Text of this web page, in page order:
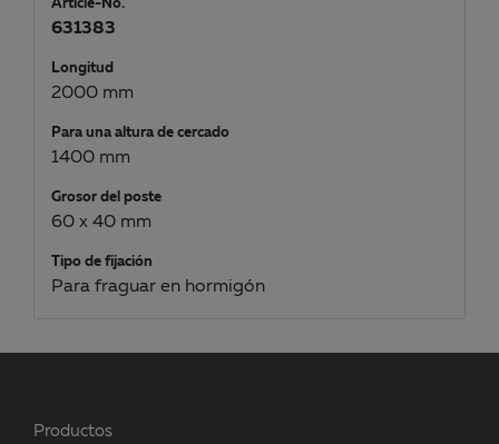
Article-No.
631383
Longitud
2000 mm
Para una altura de cercado
1400 mm
Grosor del poste
60 x 40 mm
Tipo de fijación
Para fraguar en hormigón
Productos